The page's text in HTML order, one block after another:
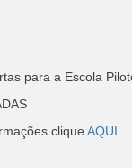
para a Escola
clique AQUI